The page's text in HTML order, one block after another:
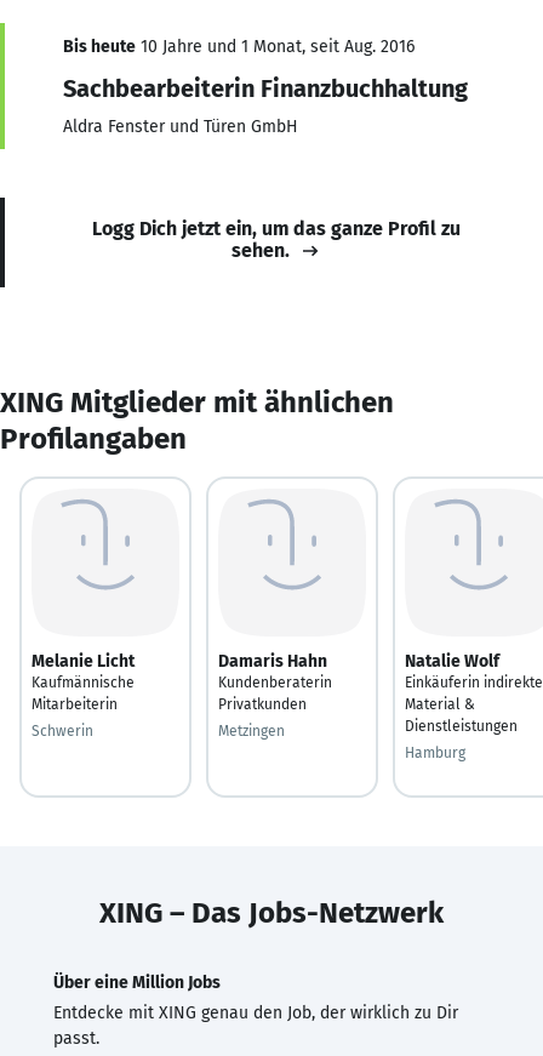
Bis heute 10 Jahre und 1 Monat, seit Aug. 2016
Sachbearbeiterin Finanzbuchhaltung
Aldra Fenster und Türen GmbH
Logg Dich jetzt ein, um das ganze Profil zu
sehen.
XING Mitglieder mit ähnlichen
Profilangaben
Melanie Licht
Kaufmännische
Mitarbeiterin
Schwerin
Damaris Hahn
Kundenberaterin
Privatkunden
Metzingen
Natalie Wolf
Einkäuferin
Material &
Dienstleistungen
Hamburg
XING – Das Jobs-Netzwerk
Über eine Million Jobs
Entdecke mit XING genau den Job, der wirklich zu Dir
passt.